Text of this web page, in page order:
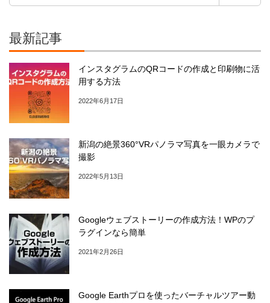
最新記事
インスタグラムのQRコードの作成と印刷物に活
用する方法
2022年6月17日
新潟の絶景360°VRパノラマ写真を一眼カメラで
撮影
2022年5月13日
Googleウェブストーリーの作成方法！WPのプ
ラグインなら簡単
2021年2月26日
Google Earthプロを使ったバーチャルツアー動